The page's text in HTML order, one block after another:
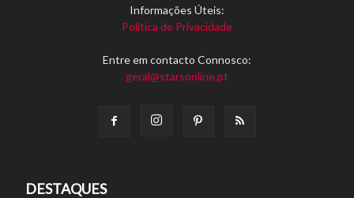
Informações Úteis:
Política de Privacidade
Entre em contacto Connosco:
geral@starsonline.pt
DESTAQUES